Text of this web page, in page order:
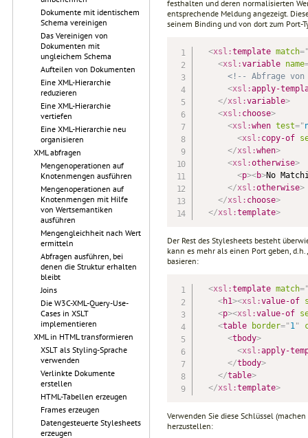
Dokumente mit identischem
Schema vereinigen
Das Vereinigen von
Dokumenten mit
ungleichem Schema
Aufteilen von Dokumenten
Eine XML-Hierarchie
reduzieren
Eine XML-Hierarchie
vertiefen
Eine XML-Hierarchie neu
organisieren
XML abfragen
Mengenoperationen auf
Knotenmengen ausführen
Mengenoperationen auf
Knotenmengen mit Hilfe
von Wertsemantiken
ausführen
Mengengleichheit nach Wert
ermitteln
Abfragen ausführen, bei
denen die Struktur erhalten
bleibt
Joins
Die W3C-XML-Query-Use-
Cases in XSLT
implementieren
XML in HTML transformieren
XSLT als Styling-Sprache
verwenden
Verlinkte Dokumente
erstellen
HTML-Tabellen erzeugen
Frames erzeugen
Datengesteuerte Stylesheets
erzeugen
festhalten und deren normalisierten
entsprechende Meldung angezeigt.
seinem Binding und von dort zum Port-
<xsl:template match=
<xsl:variable name
<!-- Abfrage von
<xsl:apply-
</xsl:variable>
<xsl: choose>
<xsl:when test="
<xsl: copy-of
</xsl:when>
<xsl:otherwise>
<p><b>No
</xsl:otherwise>
</xsl: choose>
</xsl:template>
Der Rest des Stylesheets besteht
kann es mehr als einen Port geben,
basieren:
<xsl:template match=
<h1><xsl:value-of
<p><xsl:value-of
<table border="1 "
<tbody>
<xsl:apply-
</tbody>
</table>
</xsl:template>
Verwenden Sie diese Schlüssel
herzustellen: